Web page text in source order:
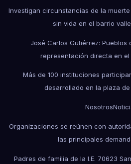
Investigan circunstancias de la
sin vida en el barrio
José Carlos Gutiérrez: Pueblos
representación directa en
Más de 100 instituciones
desarrollado en la plaza
Nosotros
Organizaciones se reúnen con
las principales
Padres de familia de la I.E. 70623